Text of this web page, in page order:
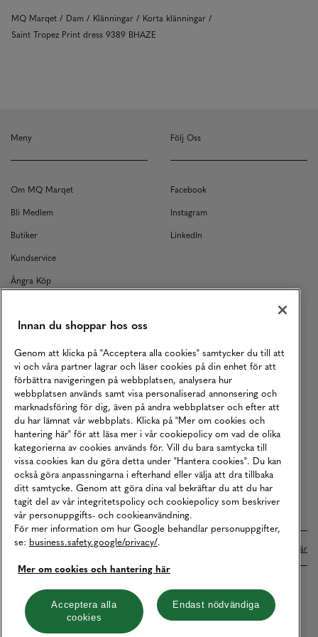
MQ Marqet Dam Klänningar
Korta klänningar
Saint Tropez Print dress 9389 BHAZE
Meny
Om MQ Marqet
Bli Medlem
Butiker
Kundservice
Ångra Köp
Returer
Köpvillkor
Karriär
Vårt Ansvar
Våra Tjänster
Press
Studentrabatt
B2B
Tillgänglighetsredogörelse
Följ Oss
Facebook
Instagram
LinkedIn
Betalningar online sköts i samarbete med Klarna. Läs mer här
Cookies Integritetspolicy
Hantera cookies
Innan du shoppar hos oss
Genom att klicka på "Acceptera alla cookies" samtycker du till att
vi och våra partner lagrar och läser cookies på din enhet för att
förbättra navigeringen på webbplatsen, analysera hur
webbplatsen används samt visa personaliserad annonsering och
marknadsföring för dig, även på andra webbplatser och efter att
du har lämnat vår webbplats. Klicka på "Mer om cookies och
hantering här" för att läsa mer i vår cookiepolicy om vad de olika
kategorierna av cookies används för. Vill du bara samtycka till
vissa cookies kan du göra detta under "Hantera cookies". Du kan
också göra anpassningarna i efterhand eller välja att dra tillbaka
ditt samtycke. Genom att göra dina val bekräftar du att du har
tagit del av vår integritetspolicy och cookiepolicy som beskriver
vår personuppgifts- och cookieanvändning.
För mer information om hur Google behandlar personuppgifter,
se: business.safety.google/privacy/.
Mer om cookies och hantering här
Acceptera alla
cookies
Endast nödvändiga